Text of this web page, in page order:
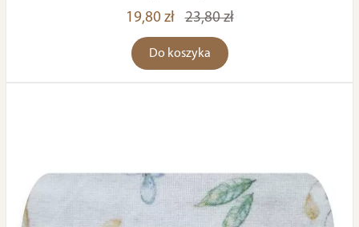
19,80 zł
23,80 zł
Do koszyka